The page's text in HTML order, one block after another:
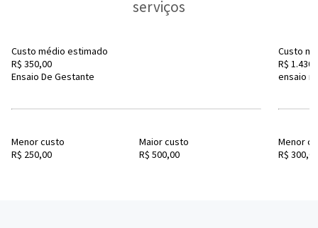
serviços
Custo médio estimado
R$ 350,00
Ensaio De Gestante
Menor custo
R$ 250,00
Maior custo
R$ 500,00
Custo
R$
ensaio
Menor
R$